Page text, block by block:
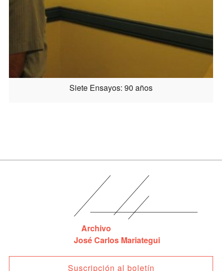
Siete Ensayos: 90 años
Archivo
José Carlos Mariategui
Suscripción al boletín